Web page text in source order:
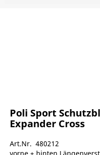
Poli Sport
Expander Cross
Art.Nr. 480212